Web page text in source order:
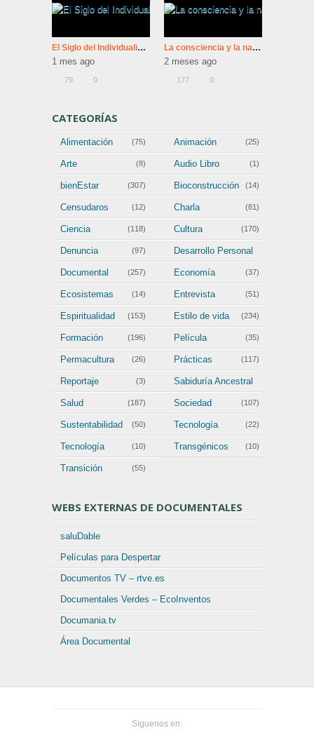
El Siglo del Individualismo: 1º Máquinas De Felicidad
1 mes ago
79 0
La consciencia y la naturaleza de la realidad | Dra. Jude Currivan Universidad de Oxford y Sadhguru
2 meses ago
177 0
CATEGORÍAS
Alimentación (75) Animación (25)
Arte (8) Audio Libro (1)
bienEstar (307) Bioconstrucción (14)
Censudaros (12) Charla (81)
Ciencia (118) Cultura (170)
Denuncia (97) Desarrollo Personal
(202)
Documental (257) Economía (37)
Ecosistemas (14) Entrevista (51)
Espiritualidad (153) Estilo de vida (234)
Formación (196) Película (35)
Permacultura (26) Prácticas (117)
Reportaje (3) Sabiduría Ancestral
(111)
Salud (187) Sociedad (107)
Sustentabilidad (50) Tecnología (22)
Tecnología (10) Transgénicos (10)
Transición (55)
WEBS EXTERNAS DE DOCUMENTALES
saluDable
Películas para Despertar
Documentos TV – rtve.es
Documentales Verdes – EcoInventos
Documania.tv
Área Documental
Síguenos en: